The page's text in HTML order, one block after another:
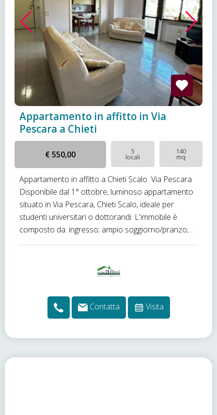
Appartamento in affitto in Via
Pescara a Chieti
€ 550,00 5
locali
140
mq
Appartamento in affitto a Chieti Scalo  Via Pescara
Disponibile dal 1° ottobre, luminoso appartamento
situato in Via Pescara, Chieti Scalo, ideale per
studenti universitari o dottorandi. L'immobile è
composto da: ingresso; ampio soggiorno/pranzo;...
Contatta Visita